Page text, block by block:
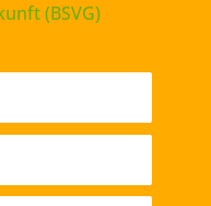
(BSVG)